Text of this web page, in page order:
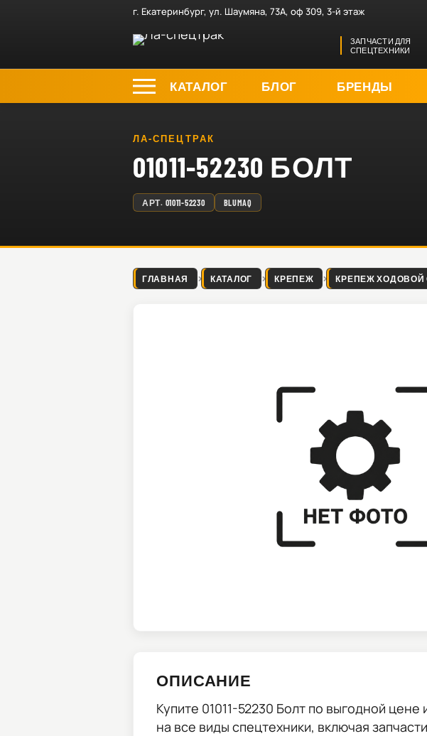
г. Екатеринбург, ул. Шаумяна, 73А, оф 309, 3-й этаж
ЗАПЧАСТИ ДЛЯ
СПЕЦТЕХНИКИ
КАТАЛОГ БЛОГ БРЕНДЫ
ЛА-СПЕЦТРАК
01011-52230 БОЛТ
АРТ. 01011-52230 BLUMAQ
ГЛАВНАЯ КАТАЛОГ КРЕПЕЖ КРЕПЕЖ
ОПИСАНИЕ
Купите 01011-52230 Болт по выгодной цене
на все виды спецтехники, включая